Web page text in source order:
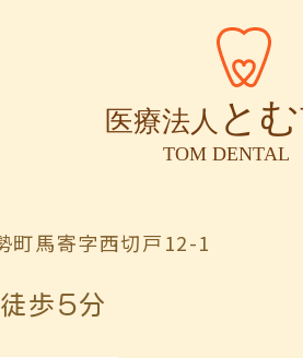
町馬寄字西切戸12-1
歩5分